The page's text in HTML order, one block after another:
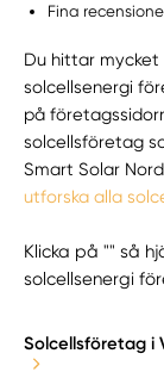
Fina
Du hittar
solcellsenergi
på
solcellsföretag
Smart Solar
utforska alla
Klicka på "" så
solcellsenergi
Solcellsföretag i